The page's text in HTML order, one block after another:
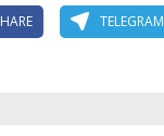
TELEGRAM